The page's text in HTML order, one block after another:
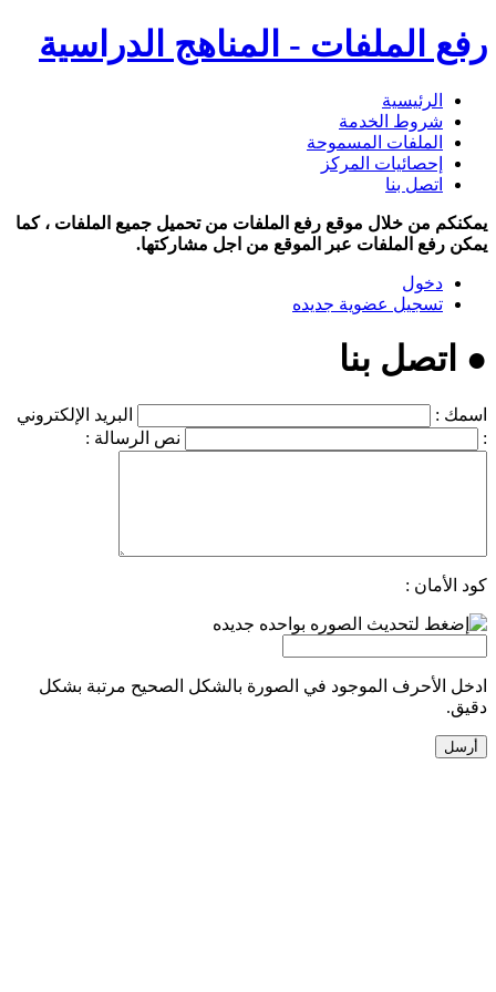
رفع الملفات - المناهج الدراسية
الرئيسية
شروط الخدمة
الملفات المسموحة
إحصائيات المركز
اتصل بنا
يمكنكم من خلال موقع رفع الملفات من تحميل جميع الملفات ، كما
يمكن رفع الملفات عبر الموقع من اجل مشاركتها.
دخول
تسجيل عضوية جديده
● اتصل بنا
اسمك :
البريد الإلكتروني
:
نص الرسالة :
كود الأمان :
ادخل الأحرف الموجود في الصورة بالشكل الصحيح مرتبة بشكل
دقيق.